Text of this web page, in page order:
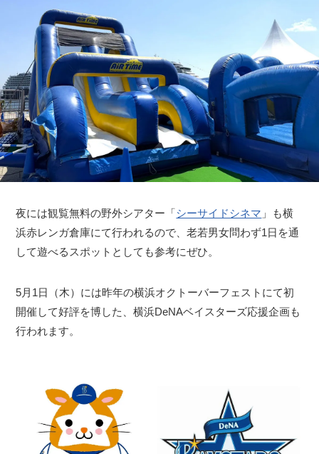
夜には観覧無料の野外シアター「シーサイドシネマ 」も横
浜赤レンガ倉庫にて行われるので、老若男女問わず1日を通
して遊べるスポットとしても参考にぜひ。
5月1日（木）には昨年の横浜オクトーバーフェストにて初
開催して好評を博した、横浜DeNAベイスターズ応援企画も
行われます。